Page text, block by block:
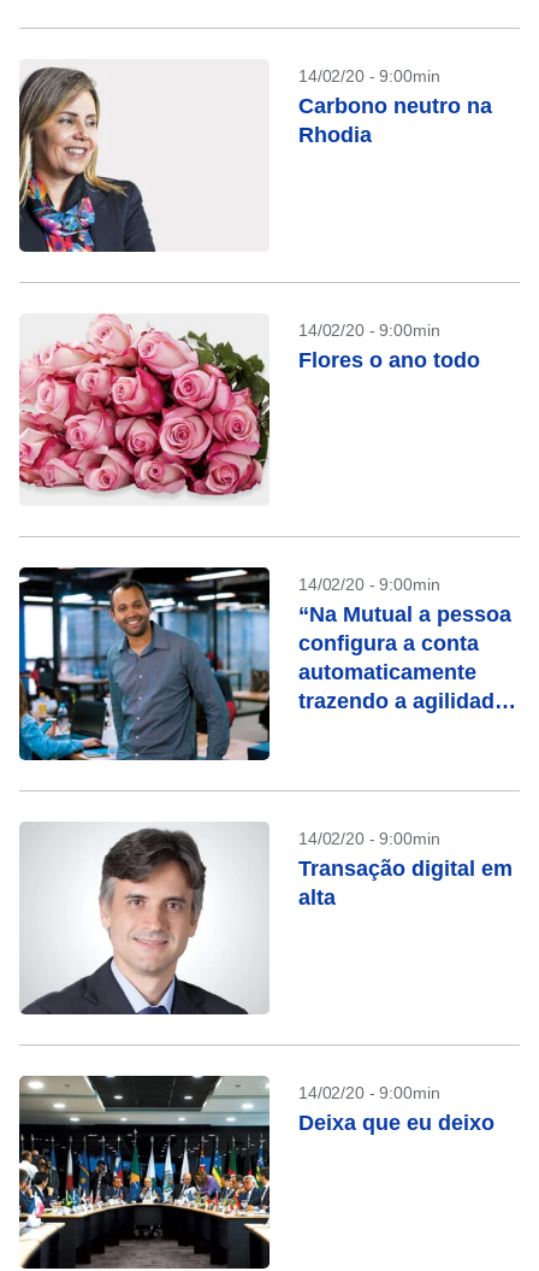
14/02/20 - 9:00min
Carbono neutro na
Rhodia
14/02/20 - 9:00min
Flores o ano todo
14/02/20 - 9:00min
“Na Mutual a pessoa
configura a conta
automaticamente
trazendo a agilidade
cada um”
14/02/20 - 9:00min
Transação digital em
alta
14/02/20 - 9:00min
Deixa que eu deixo